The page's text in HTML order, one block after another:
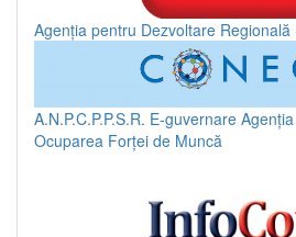
Agenția pentru Dezvoltare Regională
A.N.P.C.P.P.S.R. E-guvernare
Ocuparea Forței de Muncă